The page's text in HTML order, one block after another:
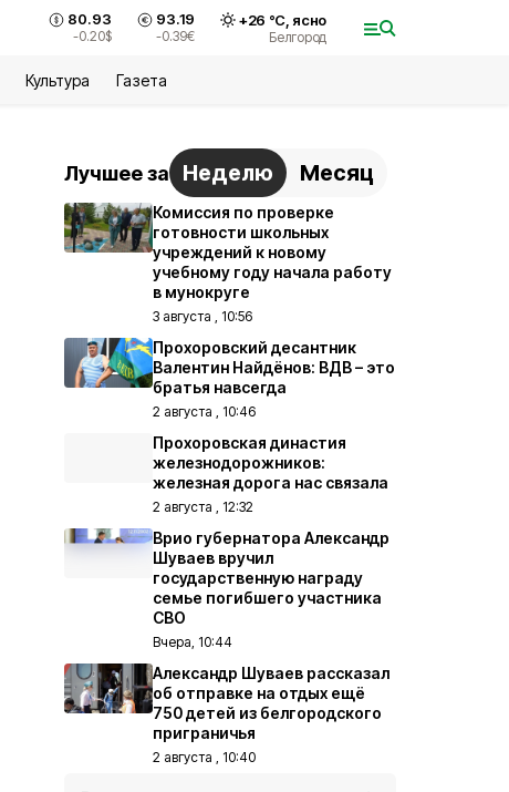
80.93
-0.20$
93.19
-0.39€
+26 °С, ясно
Белгород
Культура Газета
Лучшее за Неделю Месяц
Комиссия по проверке
готовности школьных
учреждений к новому
учебному году начала работу
в мунокруге
3 августа , 10:56
Прохоровский десантник
Валентин Найдёнов: ВДВ – это
братья навсегда
2 августа , 10:46
Прохоровская династия
железнодорожников:
железная дорога нас связала
2 августа , 12:32
Врио губернатора Александр
Шуваев вручил
государственную награду
семье погибшего участника
СВО
Вчера, 10:44
Александр Шуваев рассказал
об отправке на отдых ещё
750 детей из белгородского
приграничья
2 августа , 10:40